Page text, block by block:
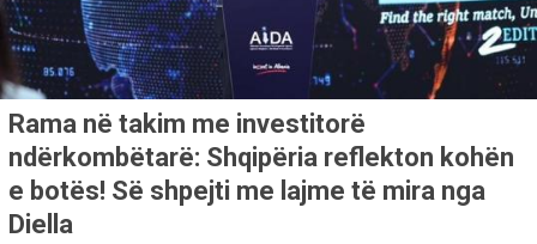
Rama në takim me investitorë
ndërkombëtarë: Shqipëria reflekton kohën
e botës! Së shpejti me lajme të mira nga
Diella